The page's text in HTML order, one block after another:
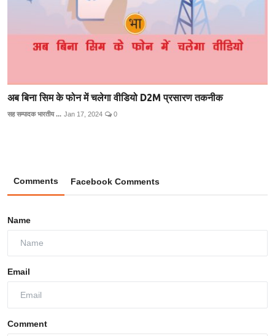
अब बिना सिम के फोन में चलेगा वीडियो D2M प्रसारण तकनीक
सह सम्पादक भारतीय ... Jan 17, 2024 0
Comments Facebook Comments
Name
Email
Comment